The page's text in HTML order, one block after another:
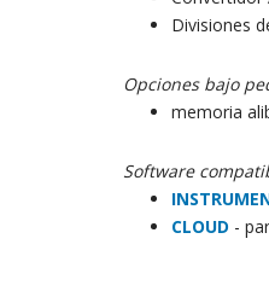
Divisiones
Opciones bajo
memoria
Software
CLOUD -